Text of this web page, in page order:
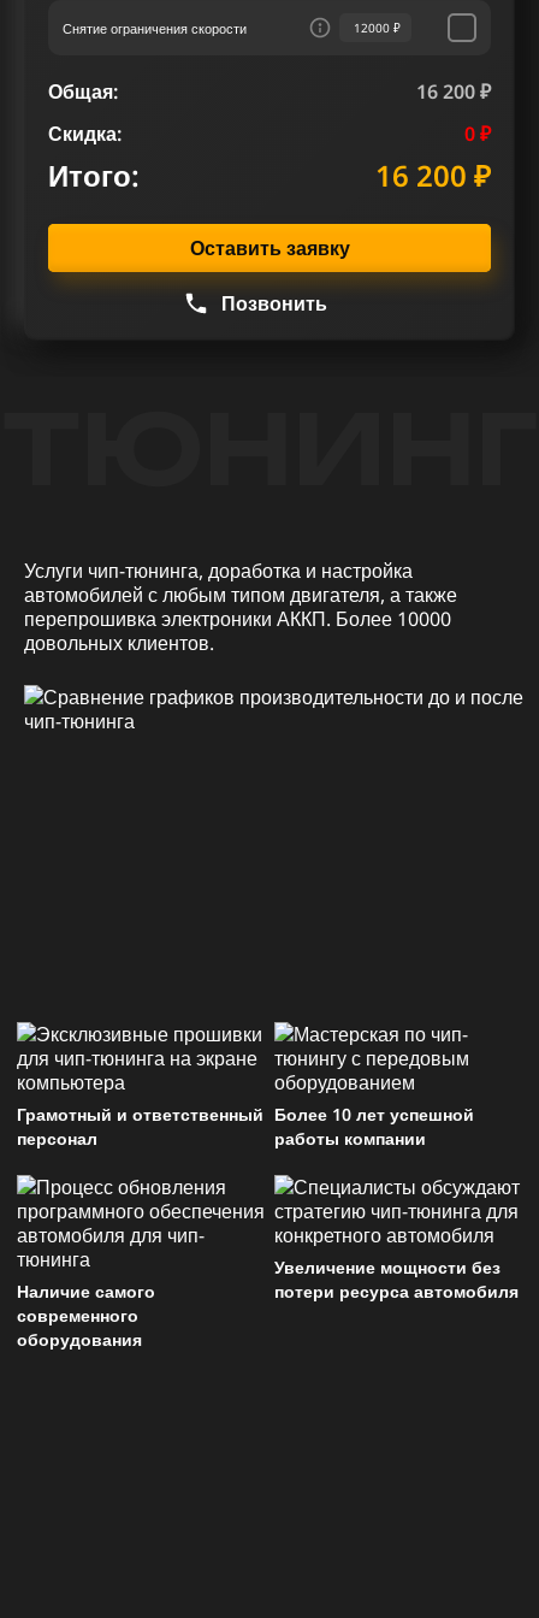
вождения Ленд Ровер Range Rover Velar 3.0 D
Снятие ограничения скорости 12000 ₽
Общая:
16 200 ₽
Скидка:
0 ₽
Итого: 16 200 ₽
Оставить заявку
Позвонить
Услуги чип-тюнинга, доработка и настройка
автомобилей с любым типом двигателя, а также
перепрошивка электроники АККП. Более 10000
довольных клиентов.
Грамотный и ответственный
персонал
Более 10 лет успешной
работы компании
Наличие самого
современного
оборудования
Увеличение мощности без
потери ресурса автомобиля